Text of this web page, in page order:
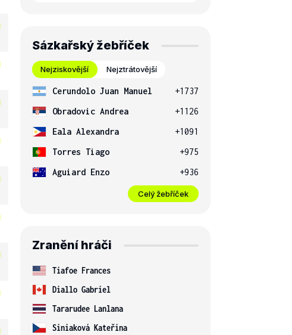
Sázkařský žebříček
Nejziskovější Nejztrátovější
Cerundolo Juan Manuel
+1737
Obradovic Andrea
+1126
Eala Alexandra
+1091
Torres Tiago
+975
Aguiard Enzo
+936
Celý žebříček
Zranění hráči
Tiafoe Frances
Diallo Gabriel
Tararudee Lanlana
Siniaková Kateřina